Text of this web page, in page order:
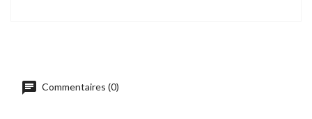
chat Commentaires (0)